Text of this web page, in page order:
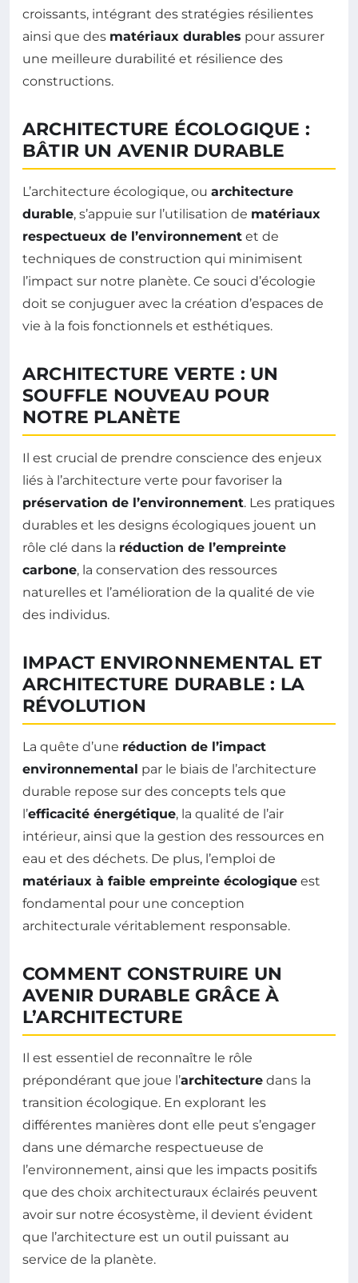
croissants, intégrant des stratégies résilientes
ainsi que des matériaux durables pour assurer
une meilleure durabilité et résilience des
constructions.
ARCHITECTURE ÉCOLOGIQUE :
BÂTIR UN AVENIR DURABLE
L’architecture écologique, ou architecture
durable, s’appuie sur l’utilisation de matériaux
respectueux de l’environnement et de
techniques de construction qui minimisent
l’impact sur notre planète. Ce souci d’écologie
doit se conjuguer avec la création d’espaces de
vie à la fois fonctionnels et esthétiques.
ARCHITECTURE VERTE : UN
SOUFFLE NOUVEAU POUR
NOTRE PLANÈTE
Il est crucial de prendre conscience des enjeux
liés à l’architecture verte pour favoriser la
préservation de l’environnement. Les pratiques
durables et les designs écologiques jouent un
rôle clé dans la réduction de l’empreinte
carbone, la conservation des ressources
naturelles et l’amélioration de la qualité de vie
des individus.
IMPACT ENVIRONNEMENTAL ET
ARCHITECTURE DURABLE : LA
RÉVOLUTION
La quête d’une réduction de l’impact
environnemental par le biais de l’architecture
durable repose sur des concepts tels que
l’efficacité énergétique, la qualité de l’air
intérieur, ainsi que la gestion des ressources en
eau et des déchets. De plus, l’emploi de
matériaux à faible empreinte écologique est
fondamental pour une conception
architecturale véritablement responsable.
COMMENT CONSTRUIRE UN
AVENIR DURABLE GRÂCE À
L’ARCHITECTURE
Il est essentiel de reconnaître le rôle
prépondérant que joue l’architecture dans la
transition écologique. En explorant les
différentes manières dont elle peut s’engager
dans une démarche respectueuse de
l’environnement, ainsi que les impacts positifs
que des choix architecturaux éclairés peuvent
avoir sur notre écosystème, il devient évident
que l’architecture est un outil puissant au
service de la planète.